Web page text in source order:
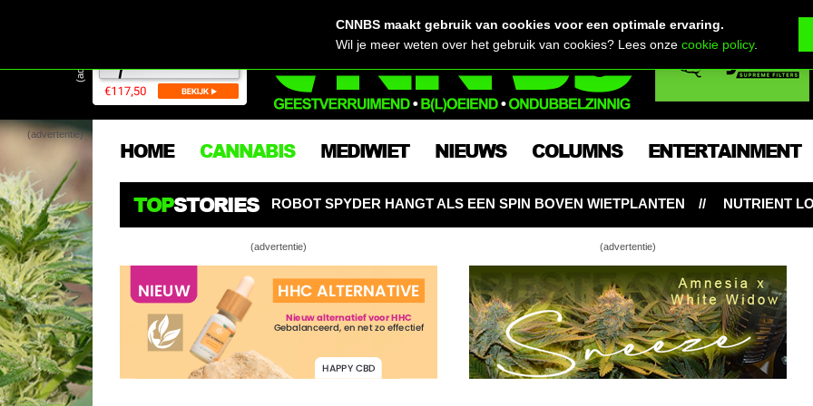
(advertentie)
(advertentie)
HOME CANNABIS MEDIWIET NIEUWS COLUMNS ENTERTAINMENT
TOPSTORIES
AI-KWEEKROBOT SPYDER HANGT ALS EEN SPIN BOVEN WIETPLANTEN NUTRIENT LOCKOUT: HONGERIGE
(advertentie) (advertentie)
10 tips om binnen wiet te kweken tijdens hete
zomermaanden
5 goede redenen om biologisch wiet te kweken
CNNBS maakt gebruik van cookies voor een optimale ervaring.
Wil je meer weten over het gebruik van cookies? Lees onzecookie policy.